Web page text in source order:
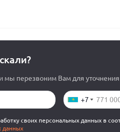
мы перезвоним Вам для уточнения
+7
своих персональных данных в
данных